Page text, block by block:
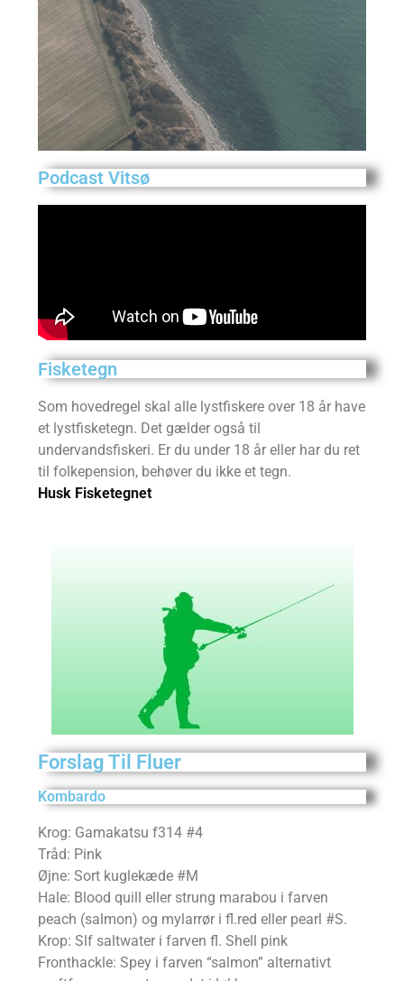
Podcast Vitsø
Fisketegn
Som hovedregel skal alle lystfiskere over 18 år have
et lystfisketegn. Det gælder også til
undervandsfiskeri. Er du under 18 år eller har du ret
til folkepension, behøver du ikke et tegn.
Husk Fisketegnet
Forslag Til Fluer
Kombardo
Krog: Gamakatsu f314 #4
Tråd: Pink
Øjne: Sort kuglekæde #M
Hale: Blood quill eller strung marabou i farven
peach (salmon) og mylarrør i fl.red eller pearl #S.
Krop: Slf saltwater i farven fl. Shell pink
Fronthackle: Spey i farven “salmon” alternativt